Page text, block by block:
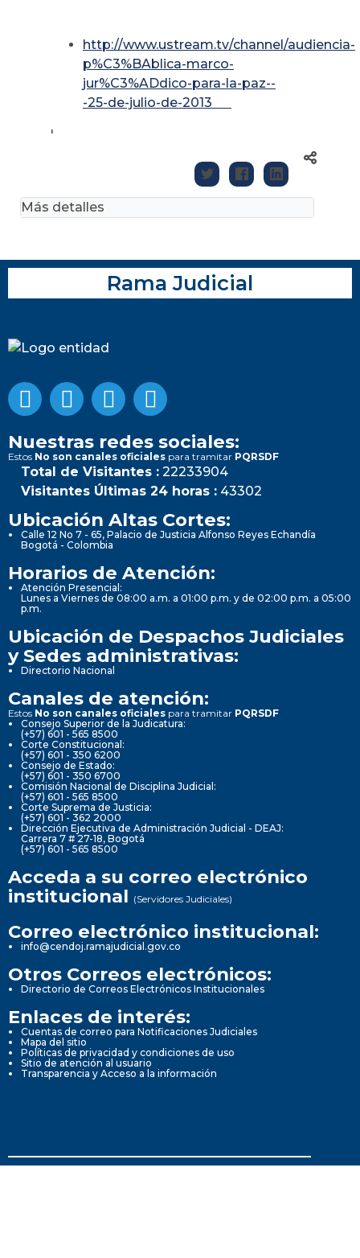
http://www.ustream.tv/channel/audiencia-
p%C3%BAblica-marco-
jur%C3%ADdico-para-la-paz--
-25-de-julio-de-2013
'
Más detalles
Rama Judicial
Nuestras redes sociales:
Estos No son canales oficiales para tramitar PQRSDF
Total de Visitantes : 22233904
Visitantes Últimas 24 horas : 43302
Ubicación Altas Cortes:
Calle 12 No 7 - 65, Palacio de Justicia Alfonso Reyes Echandía
Bogotá - Colombia
Horarios de Atención:
Atención Presencial:
Lunes a Viernes de 08:00 a.m. a 01:00 p.m. y de 02:00 p.m. a 05:00
p.m.
Ubicación de Despachos Judiciales
y Sedes administrativas:
Directorio Nacional
Canales de atención:
Estos No son canales oficiales para tramitar PQRSDF
Consejo Superior de la Judicatura:
(+57) 601 - 565 8500
Corte Constitucional:
(+57) 601 - 350 6200
Consejo de Estado:
(+57) 601 - 350 6700
Comisión Nacional de Disciplina Judicial:
(+57) 601 - 565 8500
Corte Suprema de Justicia:
(+57) 601 - 362 2000
Dirección Ejecutiva de Administración Judicial - DEAJ:
Carrera 7 # 27-18, Bogotá
(+57) 601 - 565 8500
Acceda a su correo electrónico
institucional (Servidores Judiciales)
Correo electrónico institucional:
info@cendoj.ramajudicial.gov.co
Otros Correos electrónicos:
Directorio de Correos Electrónicos Institucionales
Enlaces de interés:
Cuentas de correo para Notificaciones Judiciales
Mapa del sitio
Políticas de privacidad y condiciones de uso
Sitio de atención al usuario
Transparencia y Acceso a la información